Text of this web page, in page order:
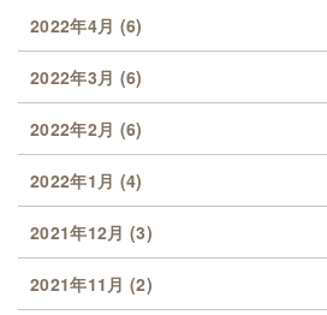
2022年4月 (6)
2022年3月 (6)
2022年2月 (6)
2022年1月 (4)
2021年12月 (3)
2021年11月 (2)